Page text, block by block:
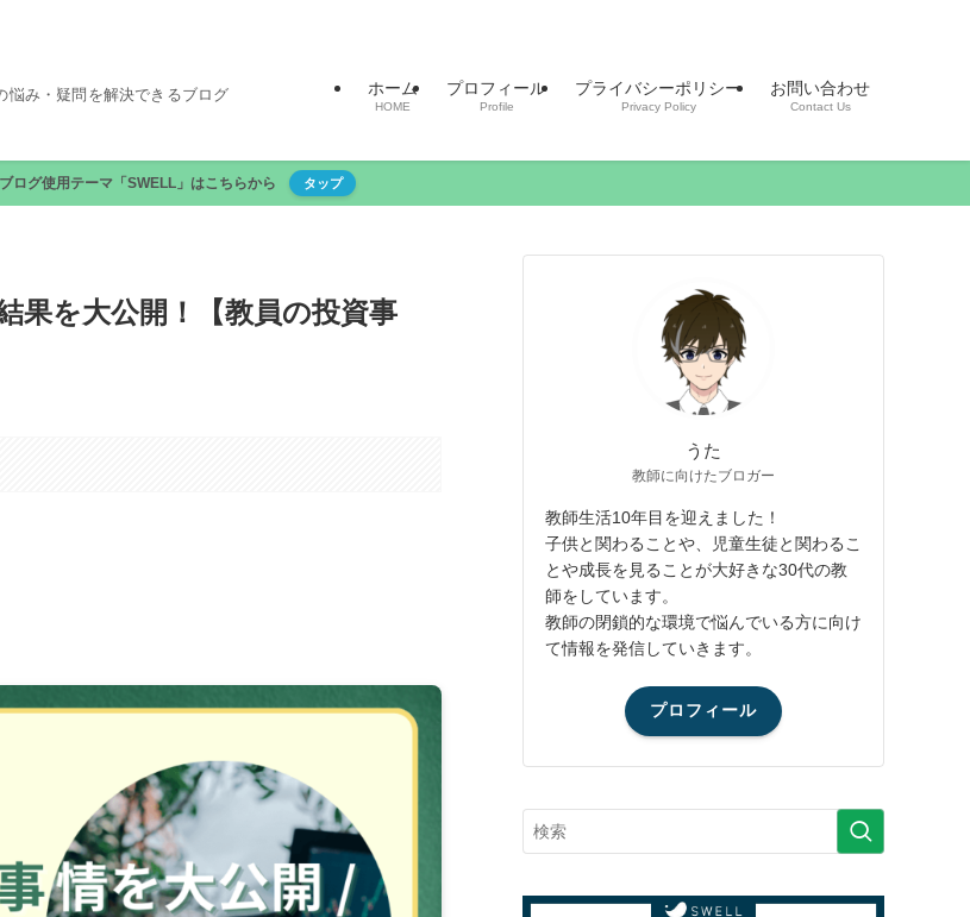
悩み・疑問を解決できるブログ ホーム
HOME
プロフィール
Profile
プライバシーポリシー
Privacy Policy
お問い合わせ
Contact Us
ログ使用テーマ「SWELL」はこちらから タップ
果を大公開！【教員の投資事
うた
教師に向けたブロガー
教師生活10年目を迎えました！
子供と関わることや、児童生徒と関わるこ
とや成長を見ることが大好きな30代の教
師をしています。
教師の閉鎖的な環境で悩んでいる方に向け
て情報を発信していきます。
プロフィール